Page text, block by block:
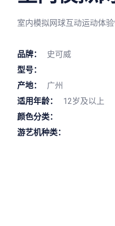
室内模拟网球互动运动体
品牌：
史可威
型号：
产地：
广州
适用年龄：
12岁及以上
颜色分类：
游艺机种类：